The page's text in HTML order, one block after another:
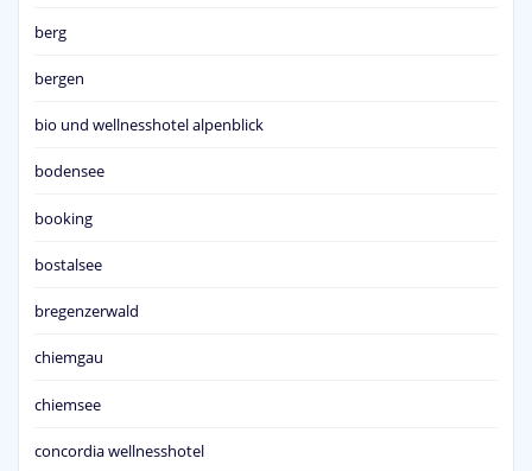
berg
bergen
bio und wellnesshotel alpenblick
bodensee
booking
bostalsee
bregenzerwald
chiemgau
chiemsee
concordia wellnesshotel